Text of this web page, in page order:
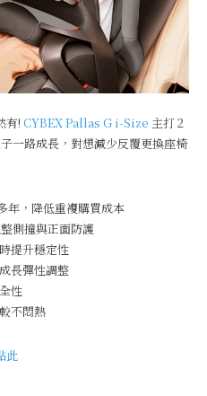
有! CYBEX Pallas G i-Size 主打 2
一路成長，對想減少反覆更換座椅
年，降低重複購買成本
側撞與正面防護
提升穩定性
長彈性調整
性
不悶熱
此